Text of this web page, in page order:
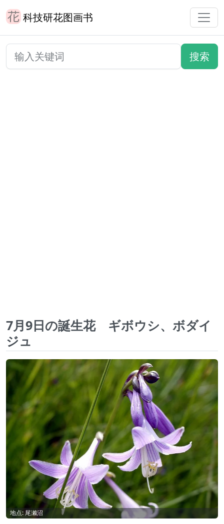
科技研花图画书
7月9日の誕生花 ギボウシ、ボダイ
ジュ
地点: 尾濑沼